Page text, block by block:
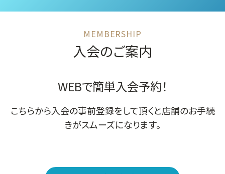
入会のご案内
WEBで簡単入会予約！
こちらから入会の事前登録をして頂くと店舗のお手続
きがスムーズになります。